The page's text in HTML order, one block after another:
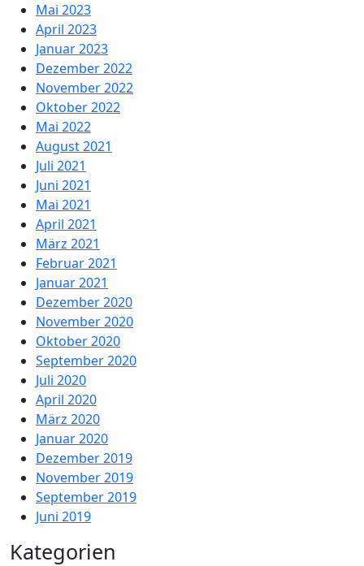
Mai 2023
April 2023
Januar 2023
Dezember 2022
November 2022
Oktober 2022
Mai 2022
August 2021
Juli 2021
Juni 2021
Mai 2021
April 2021
März 2021
Februar 2021
Januar 2021
Dezember 2020
November 2020
Oktober 2020
September 2020
Juli 2020
April 2020
März 2020
Januar 2020
Dezember 2019
November 2019
September 2019
Juni 2019
Kategorien